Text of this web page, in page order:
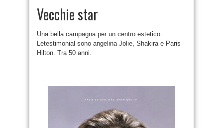
Vecchie star
Una bella campagna per un centro estetico.
Letestimonial sono angelina Jolie, Shakira e Paris
Hilton. Tra 50 anni.